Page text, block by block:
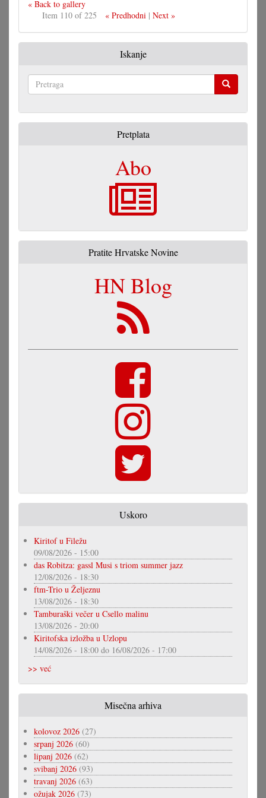
« Back to gallery
Item 110 of 225
« Predhodni| Next »
Iskanje
Pretplata
Abo
Pratite Hrvatske Novine
HN Blog
Uskoro
Kiritof u Filežu
09/08/2026 - 15:00
das Robitza: gassl Musi s triom summer jazz
12/08/2026 - 18:30
ftm-Trio u Željeznu
13/08/2026 - 18:30
Tamburaški večer u Csello malinu
13/08/2026 - 20:00
Kiritofska izložba u Uzlopu
14/08/2026 - 18:00 do 16/08/2026 - 17:00
>> već
Misečna arhiva
kolovoz 2026 (27)
srpanj 2026 (60)
lipanj 2026 (62)
svibanj 2026 (93)
travanj 2026 (63)
ožujak 2026 (73)